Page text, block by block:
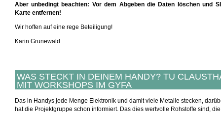
Aber unbedingt beachten: Vor dem Abgeben die Daten löschen und
Karte entfernen!
Wir hoffen auf eine rege Beteiligung!
Karin Grunewald
WAS STECKT IN DEINEM HANDY? TU
MIT WORKSHOPS IM GYFA
Das in Handys jede Menge Elektronik und damit viele Metalle stecken,
hat die Projektgruppe schon informiert. Das dies wertvolle Rohstoffe sind, die